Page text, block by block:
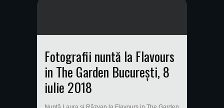
Fotografii nuntă la Flavours
in The Garden București, 8
iulie 2018